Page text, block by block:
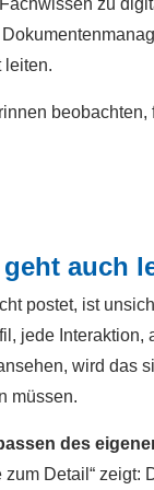
zu
leiten.
beobachten,
auch
postet, ist
jede Interaktion,
wird das
müssen.
des
Detail“ zeigt: